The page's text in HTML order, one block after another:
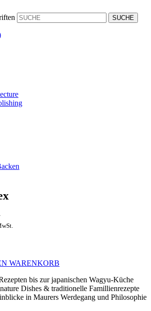
WARENKORB
bis zur japanischen Wagyu-Küche
Dishes & traditionelle Famillienrezepte
in Maurers Werdegang und Philosophie